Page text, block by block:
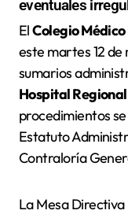
eventuales
ElColegio
este martes 12 de
sumarios
Hospital
procedimientos
Estatuto
Contraloría
La Mesa Directiva